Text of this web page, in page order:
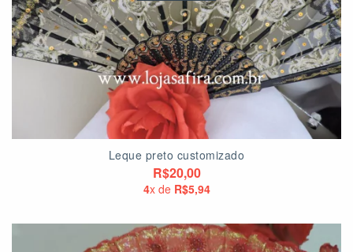
Leque preto customizado
R$20,00
4x de R$5,94